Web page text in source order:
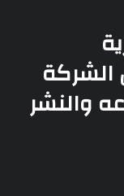
الشركة
والنشر